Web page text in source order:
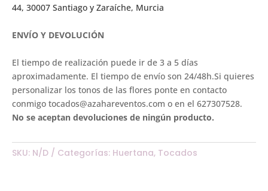
44, 30007 Santiago y Zaraíche, Murcia
ENVÍO Y DEVOLUCIÓN
El tiempo de realización puede ir de 3 a 5 días
aproximadamente. El tiempo de envío son 24/48h.Si quieres
personalizar los tonos de las flores ponte en contacto
conmigo tocados@azahareventos.com o en el 627307528.
No se aceptan devoluciones de ningún producto.
SKU: N/D Categorías: Huertana, Tocados